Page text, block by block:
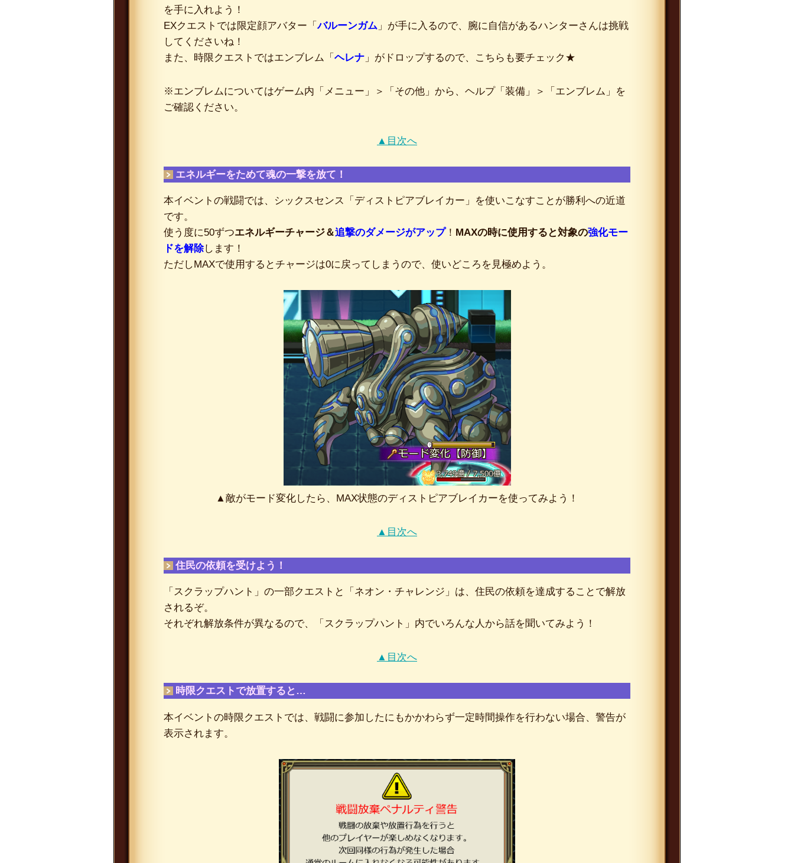
を手に入れよう！
EXクエストでは限定顔アバター「バルーンガム 」が手に入るので、腕に自信があるハンターさんは挑戦
してくださいね！
また、時限クエストではエンブレム「ヘレナ 」がドロップするので、こちらも要チェック★
※エンブレムについてはゲーム内「メニュー」＞「その他」から、ヘルプ「装備」＞「エンブレム」を
ご確認ください。
▲目次へ
エネルギーをためて魂の一撃を放て！
本イベントの戦闘では、シックスセンス「ディストピアブレイカー」を使いこなすことが勝利への近道
です。
使う度に50ずつエネルギーチャージ＆追撃のダメージがアップ！ MAXの時に使用すると対象の強化モー
ドを解除します！
ただしMAXで使用するとチャージは0に戻ってしまうので、使いどころを見極めよう。
▲敵がモード変化したら、MAX状態のディストピアブレイカーを使ってみよう！
▲目次へ
住民の依頼を受けよう！
「スクラップハント」の一部クエストと「ネオン・チャレンジ」は、住民の依頼を達成することで解放
されるぞ。
それぞれ解放条件が異なるので、「スクラップハント」内でいろんな人から話を聞いてみよう！
▲目次へ
時限クエストで放置すると…
本イベントの時限クエストでは、戦闘に参加したにもかかわらず一定時間操作を行わない場合、警告が
表示されます。